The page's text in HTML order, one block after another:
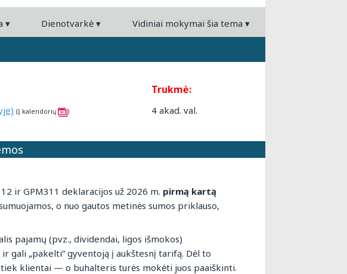
▾ Dienotvarkė▾ Vidiniai mokymai šia tema ▾
(Į kalendorių )
Trukmė:
4 akad. val.
ir GPM311 deklaracijos už 2026 m. pirmą kartą
o nuo gautos metinės sumos priklauso,
pajamų (pvz., dividendai, ligos išmokos)
ir gali „pakelti” gyventoją į aukštesnį tarifą. Dėl to
klientai — o buhalteris turės mokėti juos paaiškinti.